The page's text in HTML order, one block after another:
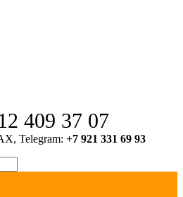
409 37 07
Telegram: +7 921 331 69 93